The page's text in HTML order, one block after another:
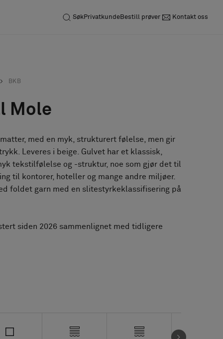
SøkPrivatkundeBestill prøver Kontakt oss
BKB
Mole
med en myk, strukturert følelse, men gir
Leveres i beige. Gulvet har et klassisk,
tekstilfølelse og -struktur, noe som gjør det til
til kontorer, hoteller og mange andre miljøer.
foldet garn med en slitestyrkeklassifisering på
siden 2026 sammenlignet med tidligere